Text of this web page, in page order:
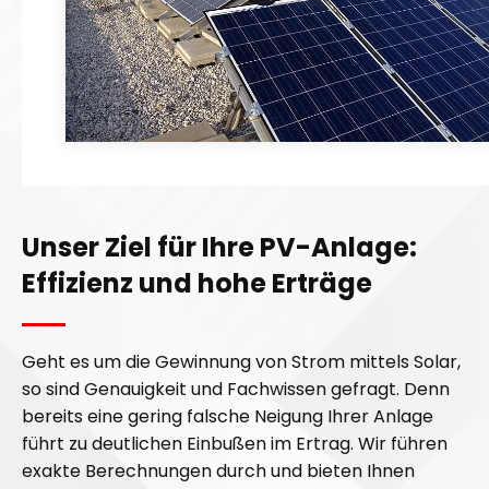
h
l
a
r
n
,
h
l
a
r
n
,
Unser Ziel für Ihre PV-Anlage:
Effizienz und hohe Erträge
Geht es um die Gewinnung von Strom mittels Solar,
so sind Genauigkeit und Fachwissen gefragt. Denn
bereits eine gering falsche Neigung Ihrer Anlage
führt zu deutlichen Einbußen im Ertrag. Wir führen
exakte Berechnungen durch und bieten Ihnen